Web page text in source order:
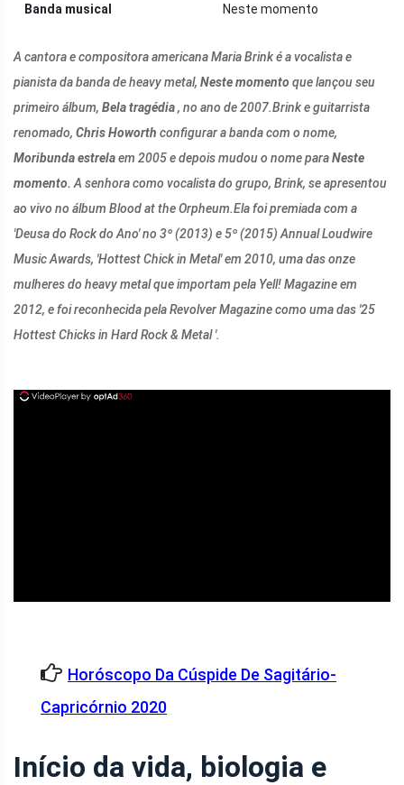
Banda musical Neste momento
A cantora e compositora americana Maria Brink é a vocalista e
pianista da banda de heavy metal, Neste momentoque lançou seu
primeiro álbum, Bela tragédia, no ano de 2007.Brink e guitarrista
renomado, Chris Howorth configurar a banda com o nome,
Moribunda estrelaem 2005 e depois mudou o nome paraNeste
momento. A senhora como vocalista do grupo, Brink, se apresentou
ao vivo no álbum Blood at the Orpheum.Ela foi premiada com a
'Deusa do Rock do Ano' no 3º (2013) e 5º (2015) Annual Loudwire
Music Awards, 'Hottest Chick in Metal' em 2010, uma das onze
mulheres do heavy metal que importam pela Yell! Magazine em
2012, e foi reconhecida pela Revolver Magazine como uma das '25
Hottest Chicks in Hard Rock & Metal '.
Horóscopo Da Cúspide De Sagitário-
Capricórnio 2020
Início da vida, biologia e